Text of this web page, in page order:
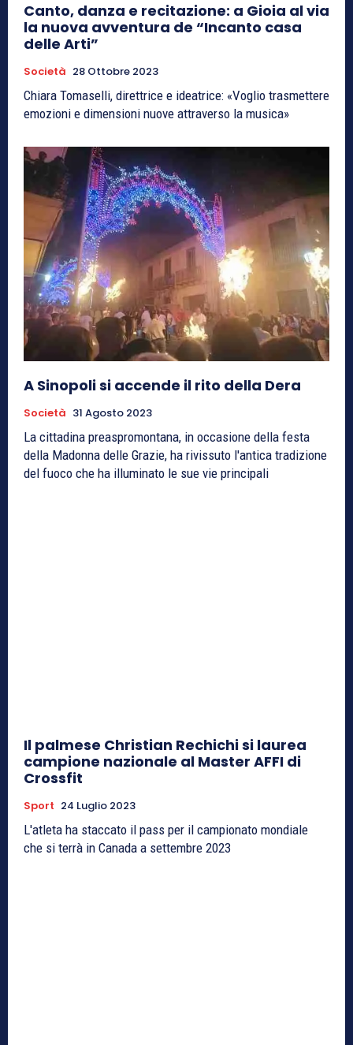
Canto, danza e recitazione: a Gioia al via
la nuova avventura de “Incanto casa
delle Arti”
Società 28 Ottobre 2023
Chiara Tomaselli, direttrice e ideatrice: «Voglio trasmettere
emozioni e dimensioni nuove attraverso la musica»
A Sinopoli si accende il rito della Dera
Società 31 Agosto 2023
La cittadina preaspromontana, in occasione della festa
della Madonna delle Grazie, ha rivissuto l'antica tradizione
del fuoco che ha illuminato le sue vie principali
Il palmese Christian Rechichi si laurea
campione nazionale al Master AFFI di
Crossfit
Sport 24 Luglio 2023
L'atleta ha staccato il pass per il campionato mondiale
che si terrà in Canada a settembre 2023